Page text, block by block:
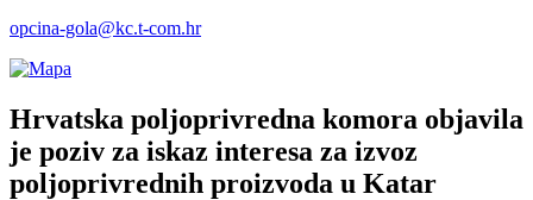
opcina-gola@kc.t-com.hr
Hrvatska poljoprivredna komora objavila
je poziv za iskaz interesa za izvoz
poljoprivrednih proizvoda u Katar